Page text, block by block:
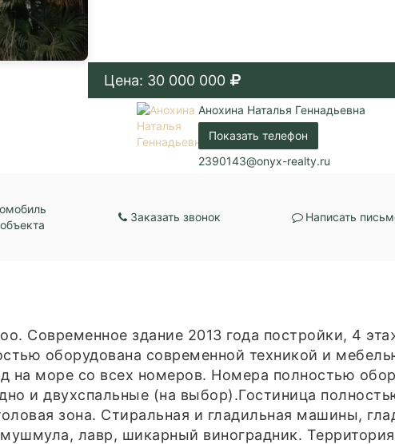
Цена: 30 000 000
Анохина Наталья Геннадьевна
Показать телефон
2390143@onyx-realty.ru
Заказать звонок Написать
Современное здание 2013 года постройки, 4
оборудована современной техникой и
на море со всех номеров. Номера полностью
и двухспальные (на выбор).Гостиница
зона. Стиральная и гладильная машины,
лавр, шикарный виноградник.